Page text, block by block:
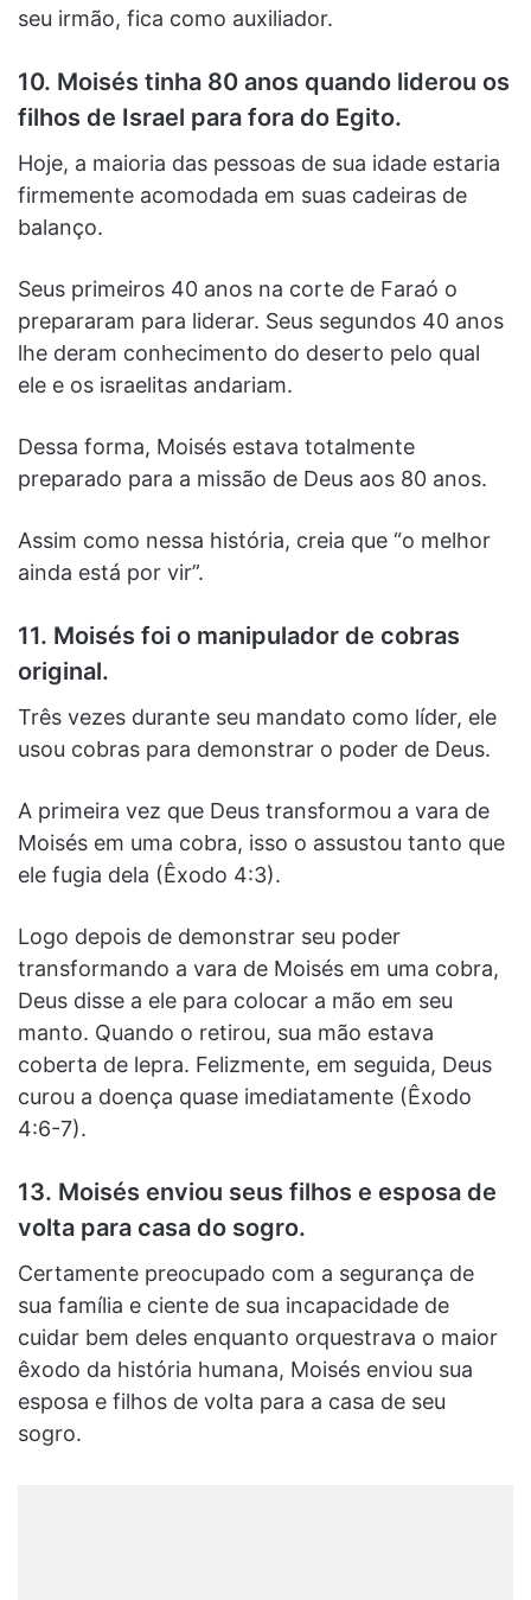
seu irmão, fica como auxiliador.
10. Moisés tinha 80 anos quando liderou os
filhos de Israel para fora do Egito.
Hoje, a maioria das pessoas de sua idade estaria
firmemente acomodada em suas cadeiras de
balanço.
Seus primeiros 40 anos na corte de Faraó o
prepararam para liderar. Seus segundos 40 anos
lhe deram conhecimento do deserto pelo qual
ele e os israelitas andariam.
Dessa forma, Moisés estava totalmente
preparado para a missão de Deus aos 80 anos.
Assim como nessa história, creia que “o melhor
ainda está por vir”.
11. Moisés foi o manipulador de cobras
original.
Três vezes durante seu mandato como líder, ele
usou cobras para demonstrar o poder de Deus.
A primeira vez que Deus transformou a vara de
Moisés em uma cobra, isso o assustou tanto que
ele fugia dela (Êxodo 4:3).
Logo depois de demonstrar seu poder
transformando a vara de Moisés em uma cobra,
Deus disse a ele para colocar a mão em seu
manto. Quando o retirou, sua mão estava
coberta de lepra. Felizmente, em seguida, Deus
curou a doença quase imediatamente (Êxodo
4:6-7).
13. Moisés enviou seus filhos e esposa de
volta para casa do sogro.
Certamente preocupado com a segurança de
sua família e ciente de sua incapacidade de
cuidar bem deles enquanto orquestrava o maior
êxodo da história humana, Moisés enviou sua
esposa e filhos de volta para a casa de seu
sogro.